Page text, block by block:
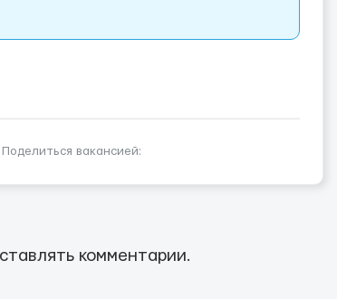
Поделиться вакансией:
комментарии.